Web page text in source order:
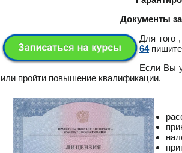
Документы
Для того
64пишите
Если Вы
или пройти повышение квалификации.